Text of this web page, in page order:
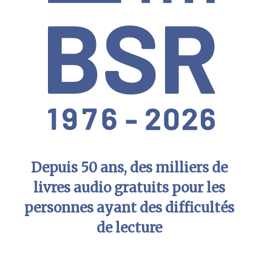
Depuis 50 ans, des milliers de
livres audio gratuits pour les
personnes ayant des difficultés
de lecture